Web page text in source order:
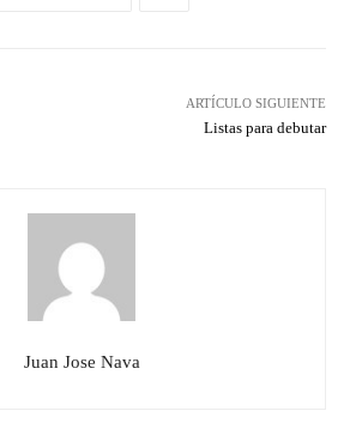
ARTÍCULO SIGUIENTE
Listas para debutar
Juan Jose Nava